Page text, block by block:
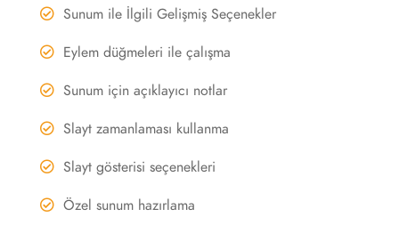
Sunum ile İlgili Gelişmiş Seçenekler
Eylem düğmeleri ile çalışma
Sunum için açıklayıcı notlar
Slayt zamanlaması kullanma
Slayt gösterisi seçenekleri
Özel sunum hazırlama